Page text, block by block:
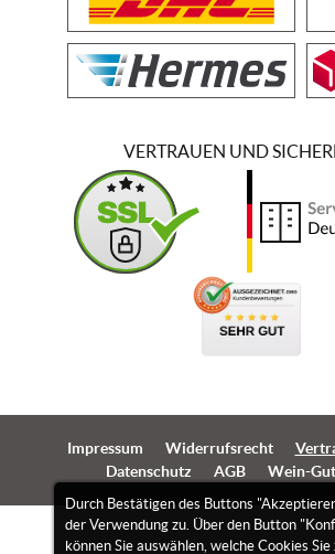
Durch Bestätigen des Buttons
der Verwendung zu. Über den Button
können Sie auswählen, welche Cookies Sie
VERTRAUEN UND
Impressum Widerrufsrecht
Datenschutz
AGB Wein-